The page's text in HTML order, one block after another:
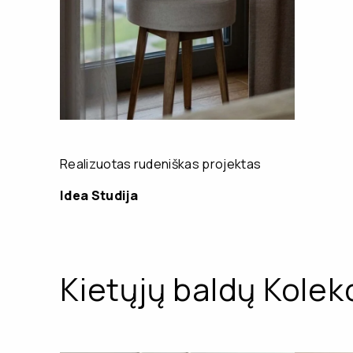
Realizuotas rudeniškas projektas
Idea Studija
Kietųjų baldų